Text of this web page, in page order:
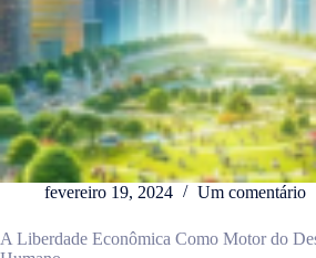
fevereiro 19, 2024 Um comentário
A Liberdade Econômica Como Motor do